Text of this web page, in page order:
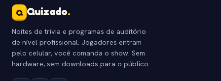
Q Quizado.
Noites de trivia e programas de auditório
de nível profissional. Jogadores entram
pelo celular, você comanda o show. Sem
hardware, sem downloads para o público.